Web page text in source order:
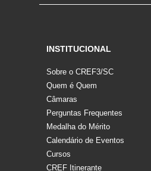
INSTITUCIONAL
Sobre o CREF3/SC
Quem é Quem
Câmaras
Perguntas Frequentes
Medalha do Mérito
Calendário de Eventos
Cursos
CREF Itinerante